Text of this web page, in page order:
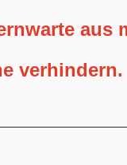
aus
verhindern.